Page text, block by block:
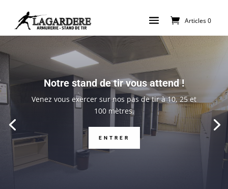
Articles 0
Notre stand de tir vous attend !
Venez vous exercer sur nos pas de tir à 10, 25 et
100 mètres.
ENTRER